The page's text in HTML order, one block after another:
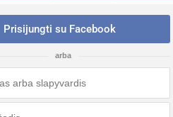
Prisijungti su Facebook
arba